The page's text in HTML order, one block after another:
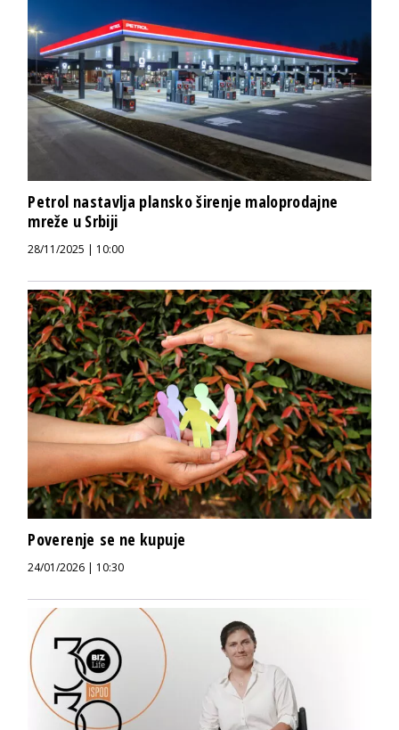
Petrol nastavlja plansko širenje maloprodajne
mreže u Srbiji
28/11/2025 | 10:00
Poverenje se ne kupuje
24/01/2026 | 10:30